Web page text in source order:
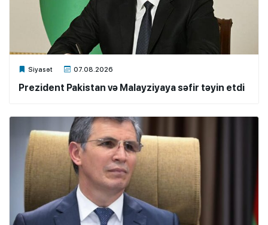
Siyasət 07.08.2026
Xalq.Online
Prezident Pakistan və Malayziyaya səfir təyin etdi